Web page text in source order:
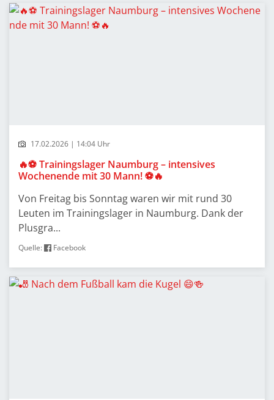
17.02.2026 | 14:04 Uhr
🔥⚽ Trainingslager Naumburg – intensives
Wochenende mit 30 Mann! ⚽🔥
Von Freitag bis Sonntag waren wir mit rund 30
Leuten im Trainingslager in Naumburg. Dank der
Plusgra...
Quelle: Facebook